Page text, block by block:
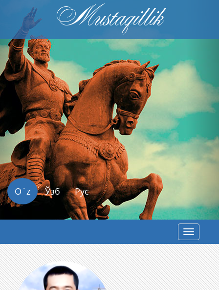
Mustaqillik
Previous
O`z Ўзб Рус
Toggle